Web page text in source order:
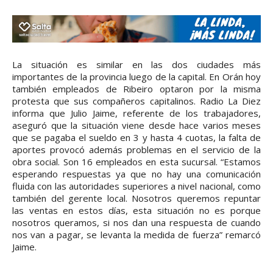
La situación es similar en las dos ciudades más
importantes de la provincia luego de la capital. En Orán hoy
también empleados de Ribeiro optaron por la misma
protesta que sus compañeros capitalinos. Radio La Diez
informa que Julio Jaime, referente de los trabajadores,
aseguró que la situación viene desde hace varios meses
que se pagaba el sueldo en 3 y hasta 4 cuotas, la falta de
aportes provocó además problemas en el servicio de la
obra social. Son 16 empleados en esta sucursal. “Estamos
esperando respuestas ya que no hay una comunicación
fluida con las autoridades superiores a nivel nacional, como
también del gerente local. Nosotros queremos repuntar
las ventas en estos días, esta situación no es porque
nosotros queramos, si nos dan una respuesta de cuando
nos van a pagar, se levanta la medida de fuerza” remarcó
Jaime.